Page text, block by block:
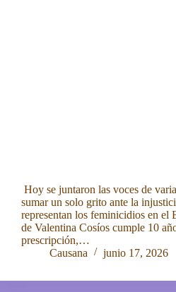
Hoy se juntaron las voces de
sumar un solo grito ante la
representan los feminicidios en el
de Valentina Cosíos cumple 10
prescripción,…
Causana
junio 17, 2026